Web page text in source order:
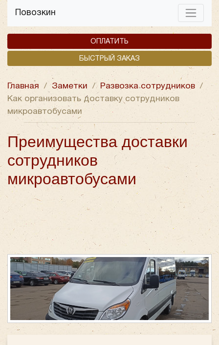
Повозкин
ОПЛАТИТЬ
БЫСТРЫЙ ЗАКАЗ
Главная / Заметки / Развозка сотрудников
/
Как организовать доставку сотрудников
микроавтобусами
Преимущества доставки
сотрудников
микроавтобусами